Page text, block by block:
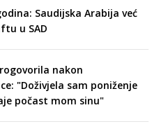
Saudijska Arabija već
u SAD
nakon
"Doživjela sam poniženje
počast mom sinu"